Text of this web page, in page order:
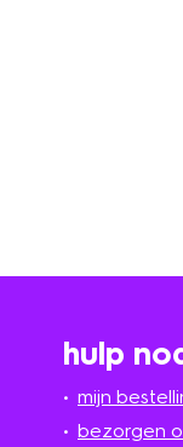
hulp
mijn
bezorgen